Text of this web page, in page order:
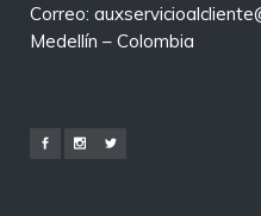
Correo:
Medellín – Colombia